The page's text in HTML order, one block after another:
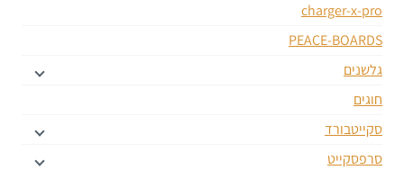
charger-x-pro
PEACE-BOARDS
גלשנים
חוגים
סקייטבורד
סרפסקייט